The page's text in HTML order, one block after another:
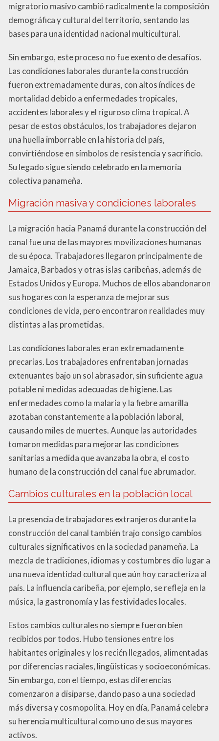
migratorio masivo cambió radicalmente la composición
demográfica y cultural del territorio, sentando las
bases para una identidad nacional multicultural.
Sin embargo, este proceso no fue exento de desafíos.
Las condiciones laborales durante la construcción
fueron extremadamente duras, con altos índices de
mortalidad debido a enfermedades tropicales,
accidentes laborales y el riguroso clima tropical. A
pesar de estos obstáculos, los trabajadores dejaron
una huella imborrable en la historia del país,
convirtiéndose en símbolos de resistencia y sacrificio.
Su legado sigue siendo celebrado en la memoria
colectiva panameña.
Migración masiva y condiciones laborales
La migración hacia Panamá durante la construcción del
canal fue una de las mayores movilizaciones humanas
de su época. Trabajadores llegaron principalmente de
Jamaica, Barbados y otras islas caribeñas, además de
Estados Unidos y Europa. Muchos de ellos abandonaron
sus hogares con la esperanza de mejorar sus
condiciones de vida, pero encontraron realidades muy
distintas a las prometidas.
Las condiciones laborales eran extremadamente
precarias. Los trabajadores enfrentaban jornadas
extenuantes bajo un sol abrasador, sin suficiente agua
potable ni medidas adecuadas de higiene. Las
enfermedades como la malaria y la fiebre amarilla
azotaban constantemente a la población laboral,
causando miles de muertes. Aunque las autoridades
tomaron medidas para mejorar las condiciones
sanitarias a medida que avanzaba la obra, el costo
humano de la construcción del canal fue abrumador.
Cambios culturales en la población local
La presencia de trabajadores extranjeros durante la
construcción del canal también trajo consigo cambios
culturales significativos en la sociedad panameña. La
mezcla de tradiciones, idiomas y costumbres dio lugar a
una nueva identidad cultural que aún hoy caracteriza al
país. La influencia caribeña, por ejemplo, se refleja en la
música, la gastronomía y las festividades locales.
Estos cambios culturales no siempre fueron bien
recibidos por todos. Hubo tensiones entre los
habitantes originales y los recién llegados, alimentadas
por diferencias raciales, lingüísticas y socioeconómicas.
Sin embargo, con el tiempo, estas diferencias
comenzaron a disiparse, dando paso a una sociedad
más diversa y cosmopolita. Hoy en día, Panamá celebra
su herencia multicultural como uno de sus mayores
activos.